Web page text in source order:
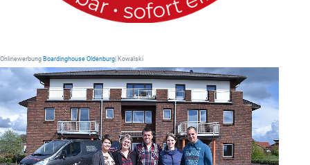
Onlinewerbung Boardinghouse Oldenburg | Kowalski